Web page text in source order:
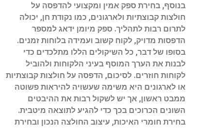
בנוסף, בחירת ספק אמין ומקצועי להדפסה על
חולצות קבוצתיות ולארגונים, כמו נקודת חן, יכולה
לתרום רבות לתהליך. ספק מיומן ידאג למספר
הדפסות מדויק, לקוח קשוב ועמידה בלוחות זמנים.
בסופו של דבר, כל השיקולים הללו מתלכדים כדי
לבנות את הערך המוסף בעיני הלקוחות ולהוביל
לקוחות חוזרים. לסיכום, הדפסה על חולצות קבוצתיות
או לארגונים היא משימה שעשויה להיראות פשוטה
ממבט ראשון, אך יש לשקול רבות את ההיבטים
השונים הכרוכים בכך כדי להגיע לתוצאה מיטבית.
בחירת חומרי האיכות, עיצוב החולצה הנכון ובחירת